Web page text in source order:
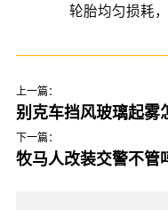
轮胎均匀损耗
上一篇：
别克车挡风玻璃起雾
下一篇：
牧马人改装交警不管